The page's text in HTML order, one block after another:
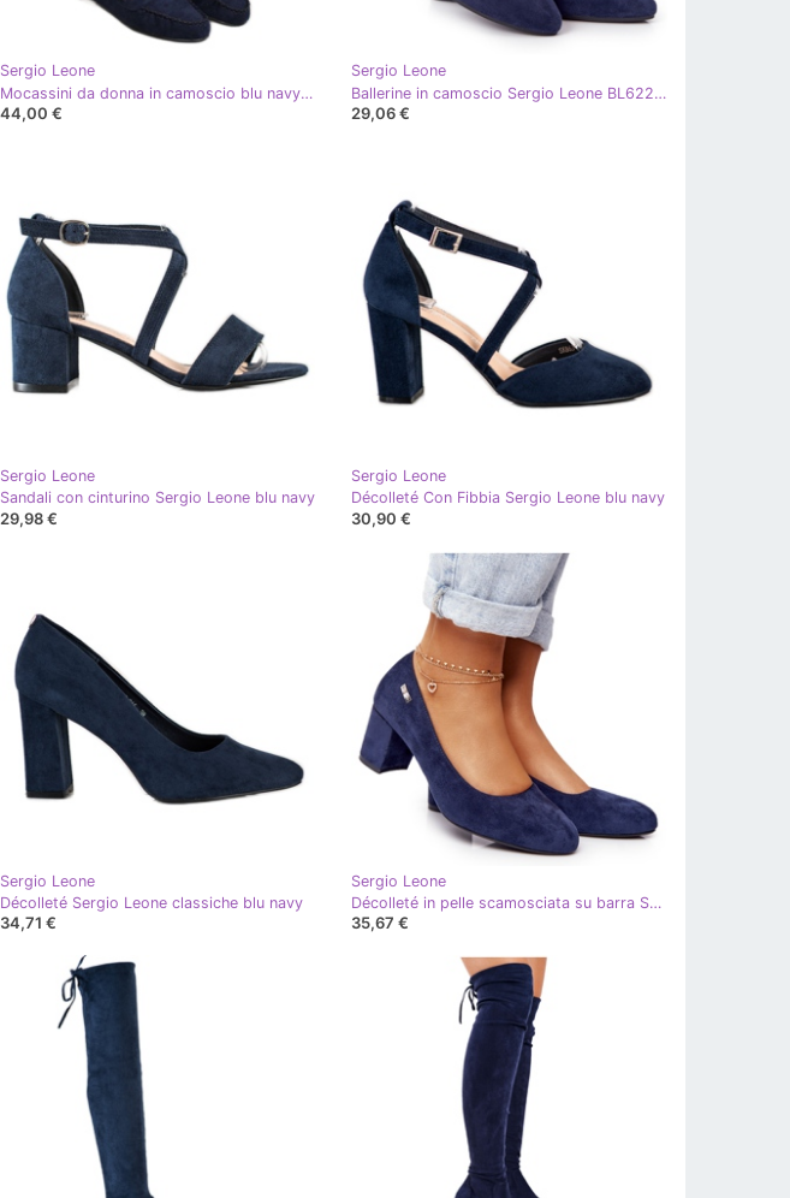
Sergio Leone
Mocassini da donna in camoscio blu navy Sergio Leone
44,00 €
Sergio Leone
Ballerine in camoscio Sergio Leone BL622 Blu navy
29,06 €
Sergio Leone
Sandali con cinturino Sergio Leone blu navy
29,98 €
Sergio Leone
Décolleté Con Fibbia Sergio Leone blu navy
30,90 €
Sergio Leone
Décolleté Sergio Leone classiche blu navy
34,71 €
Sergio Leone
Décolleté in pelle scamosciata su barra Sergio Leone Blu Navy
35,67 €